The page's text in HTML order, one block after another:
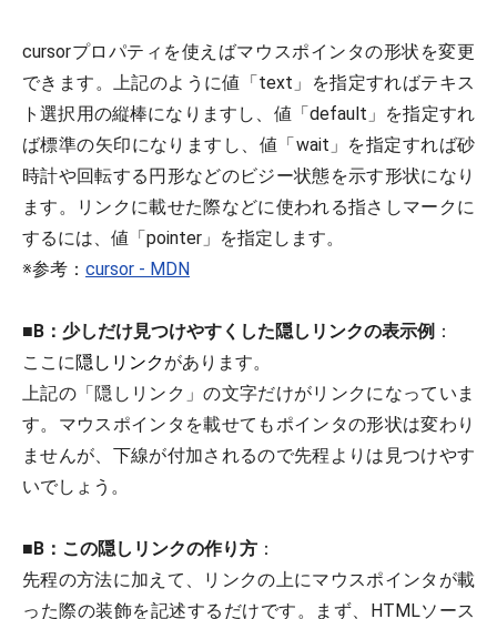
cursorプロパティを使えばマウスポインタの形状を変更
できます。上記のように値「text」を指定すればテキス
ト選択用の縦棒になりますし、値「default」を指定すれ
ば標準の矢印になりますし、値「wait」を指定すれば砂
時計や回転する円形などのビジー状態を示す形状になり
ます。リンクに載せた際などに使われる指さしマークに
するには、値「pointer」を指定します。
※参考： cursor - MDN
■B：少しだけ見つけやすくした隠しリンクの表示例 ：
ここに隠しリンクがあります。
上記の「隠しリンク」の文字だけがリンクになっていま
す。マウスポインタを載せてもポインタの形状は変わり
ませんが、下線が付加されるので先程よりは見つけやす
いでしょう。
■B：この隠しリンクの作り方 ：
先程の方法に加えて、リンクの上にマウスポインタが載
った際の装飾を記述するだけです。まず、HTMLソース